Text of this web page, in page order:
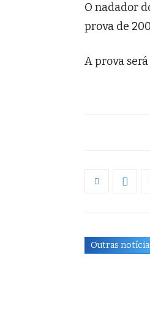
O nadador
prova de
A prova
Outras